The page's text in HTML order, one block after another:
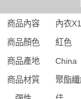
商品內容
內衣X1
商品顏色
紅色
商品產地
China
商品材質
聚酯纖